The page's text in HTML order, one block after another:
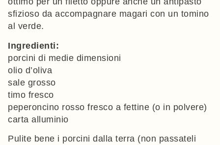
sfizioso da accompagnare magari con un tomino
al verde.
Ingredienti:
porcini di medie dimensioni
olio d’oliva
sale grosso
timo fresco
peperoncino rosso fresco a fettine (o in polvere)
carta alluminio
Pulite bene i porcini dalla terra (non passateli